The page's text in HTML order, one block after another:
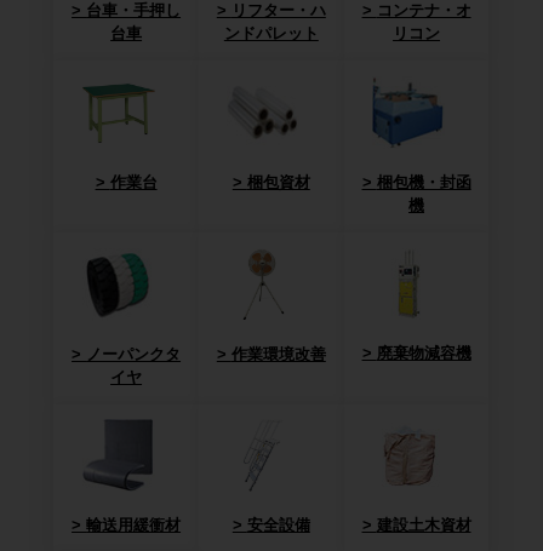
台車・手押し
台車
リフター・ハ
ンドパレット
コンテナ・オ
リコン
作業台 梱包資材
梱包機・封函
機
ノーパンクタ
イヤ
作業環境改善 廃棄物減容機
輸送用緩衝材 安全設備 建設土木資材